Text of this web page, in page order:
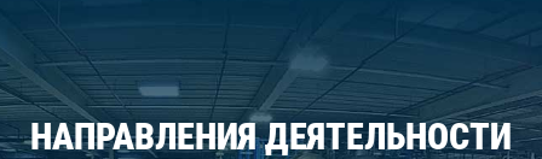
НАПРАВЛЕНИЯ ДЕЯТЕЛЬНОСТИ